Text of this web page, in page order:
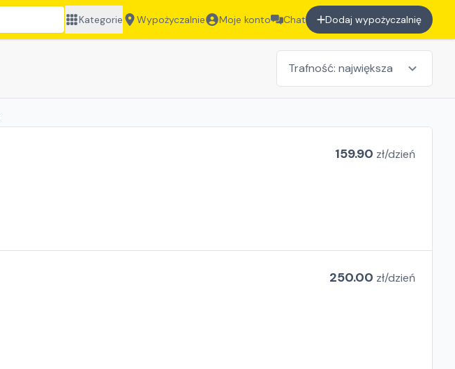
Kategorie Wypożyczalnie Moje konto Chat Dodaj wypożyczalnię
159.90 zł/dzień
250.00 zł/dzień